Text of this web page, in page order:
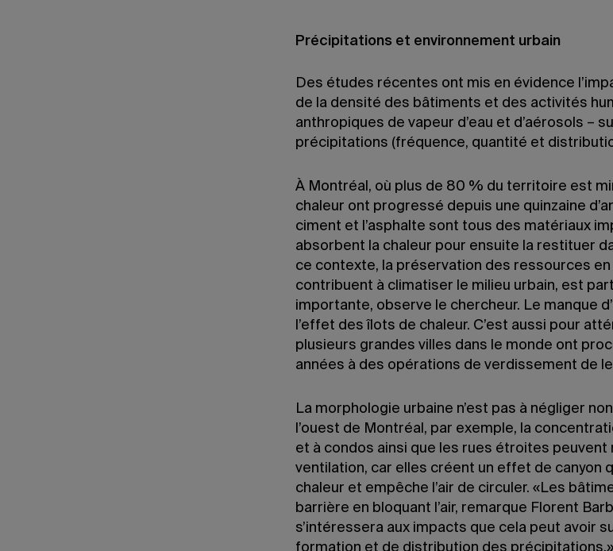
Précipitations et environnement urbain
Des études récentes ont mis en évidence
de la densité des bâtiments et des activités
anthropiques de vapeur d’eau et d’aérosols –
précipitations (fréquence, quantité et
À Montréal, où plus de 80 % du territoire est
chaleur ont progressé depuis une quinzaine
ciment et l’asphalte sont tous des matériaux
absorbent la chaleur pour ensuite la restituer
ce contexte, la préservation des ressources en
contribuent à climatiser le milieu urbain, est
importante, observe le chercheur. Le manque
l’effet des îlots de chaleur. C’est aussi pour
plusieurs grandes villes dans le monde ont
années à des opérations de verdissement de
La morphologie urbaine n’est pas à négliger
l’ouest de Montréal, par exemple, la
et à condos ainsi que les rues étroites peuvent
ventilation, car elles créent un effet de canyon
chaleur et empêche l’air de circuler. «Les
barrière en bloquant l’air, remarque Florent
s’intéressera aux impacts que cela peut avoir
formation et de distribution des précipitations.»